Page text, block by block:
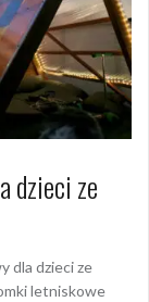
dzieci ze
dla dzieci ze
letniskowe